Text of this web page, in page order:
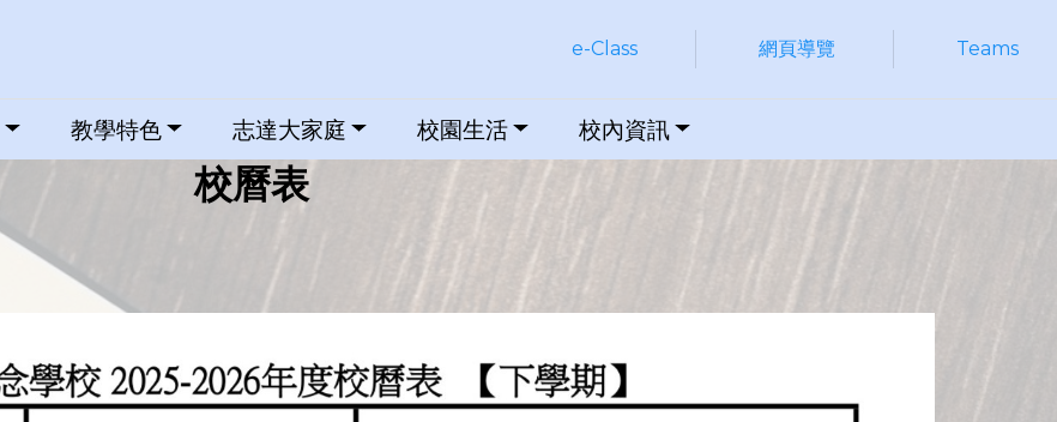
校曆表
e-Class 網頁導覽 Teams
教學特色 志達大家庭 校園生活 校內資訊